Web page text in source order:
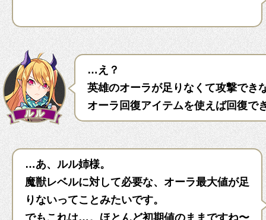
…え？
英雄のオーラが足りなくて攻撃でき
オーラ回復アイテムを使えば回復で
…あ、ルル姉様。
魔獣レベルに対して必要な、オーラ最大値が足
りないってことみたいです。
でもこれは…。ほとんど初期値のままですね〜